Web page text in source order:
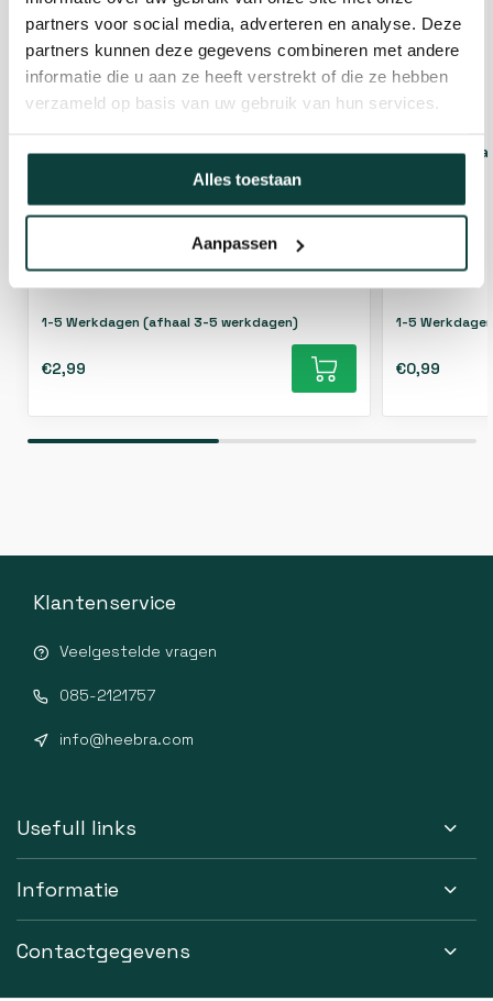
partners voor social media, adverteren en analyse. Deze
partners kunnen deze gegevens combineren met andere
informatie die u aan ze heeft verstrekt of die ze hebben
verzameld op basis van uw gebruik van hun services.
Alles toestaan
Aanpassen
Karabijnhaak 80mm [8mm]
Afmeting stift
8x8mm
Hoogte X Breedte
80 mm
1-5 Werkdagen (afhaal 3-5 werkdagen)
€2,99
1-5
€0,99
Klantenservice
Veelgestelde vragen
085-2121757
info@heebra.com
Usefull links
Informatie
Contactgegevens